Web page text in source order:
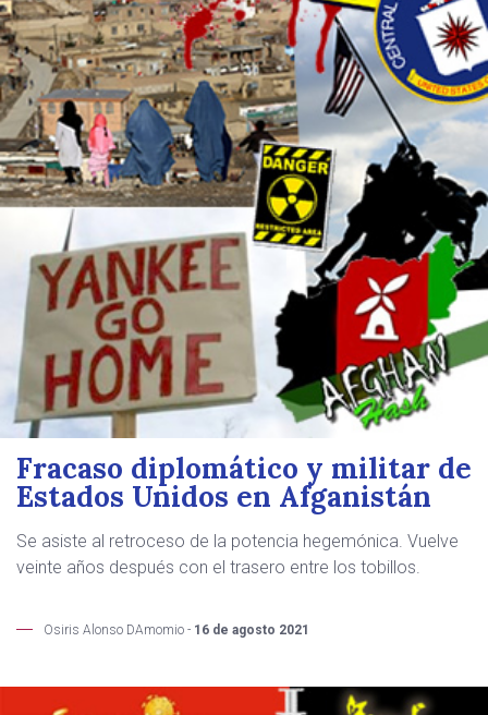
Fracaso diplomático y militar de
Estados Unidos en Afganistán
Se asiste al retroceso de la potencia hegemónica. Vuelve
veinte años después con el trasero entre los tobillos.
Osiris Alonso DAmomio - 16 de agosto 2021